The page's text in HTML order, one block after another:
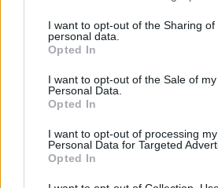
I want to opt-out of the Sharing of
personal data.
Opted In
I want to opt-out of the Sale of my
Personal Data.
Opted In
I want to opt-out of processing my
Personal Data for Targeted
Opted In
Moon-Hyeong Seo
,
στις οδούς των
εκφύλιση της ωχράς